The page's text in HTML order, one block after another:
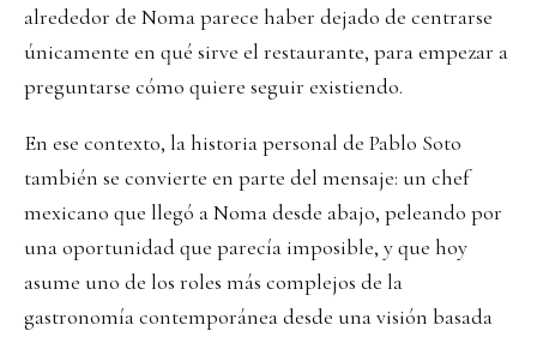
alrededor de Noma parece haber dejado de centrarse
únicamente en qué sirve el restaurante, para empezar a
preguntarse cómo quiere seguir existiendo.
En ese contexto, la historia personal de Pablo Soto
también se convierte en parte del mensaje: un chef
mexicano que llegó a Noma desde abajo, peleando por
una oportunidad que parecía imposible, y que hoy
asume uno de los roles más complejos de la
gastronomía contemporánea desde una visión basada